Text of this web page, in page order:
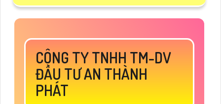
CÔNG TY TNHH TM-DV
ĐẦU TƯ AN THÀNH
PHÁT